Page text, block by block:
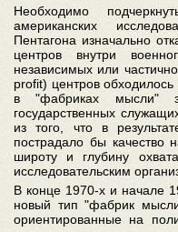
Необходимо
американских
Пентагона изначально
центров внутри
независимых или
profit) центров
в "фабриках мысли"
государственных
из того, что в
пострадало бы качество
широту и глубину
исследовательским
В конце 1970-х и начале
новый тип "фабрик
ориентированные на